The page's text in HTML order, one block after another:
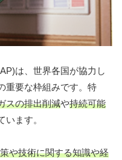
は、世界各国が協力し
重要な枠組みです。特
スの排出削減や持続可能
います。
や技術に関する知識や経